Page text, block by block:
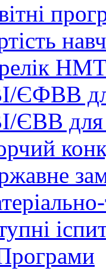
ЄФВВ
ЄВВ для